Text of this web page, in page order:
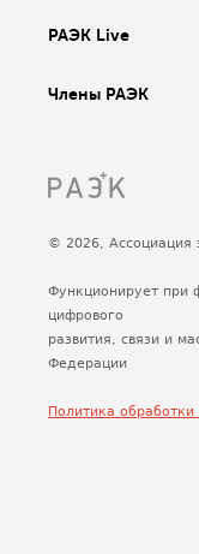
РАЭК Live
Члены РАЭК
© 2026, Ассоциация
Функционирует при
цифрового
развития, связи и
Федерации
Политика